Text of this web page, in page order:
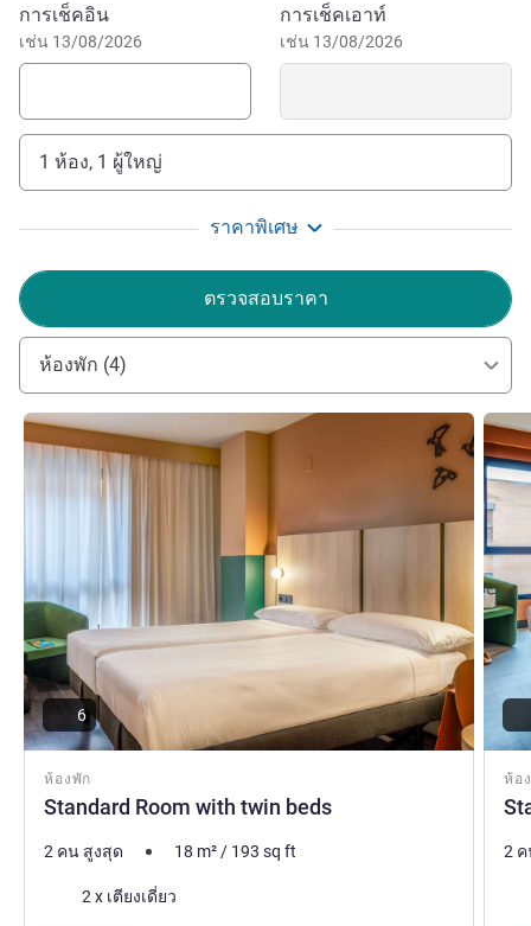
Nuestra Señora del Pilar basilica is under ten minutes
away.
you. As soon as you step outside, you'll enjoy the beauty of
this city and the mixture of Roman, Jewish, Christian and
Islamic cultures on display in the ancient Roman city of
"Welcome to ibis Styles Zaragoza Centro! Our team is
delighted to help you discover our city, from the old town to
its museums and parks. Enjoy Aragonese cuisine and its
four protected (D.O.) wines."
MARIA JESUS FUENTES ฝ่ายบริหารโรงแรม
จองโรงแรมนี้
การเช็คอิน
เช่น 13/08/2026
การเช็คเอาท์
เช่น 13/08/2026
1 ห้อง, 1 ผู้ใหญ่
ราคาพิเศษ
ตรวจสอบราคา
ห้องพัก (4)
ห้องพัก
Standard Room with twin beds
ดูรายละเอียด
6
2 คน สูงสุด 18 m²/ 193 sq ft
เครื่องนอน
2 x เตียงเดี่ยว
ห้อ
ดูราย
2